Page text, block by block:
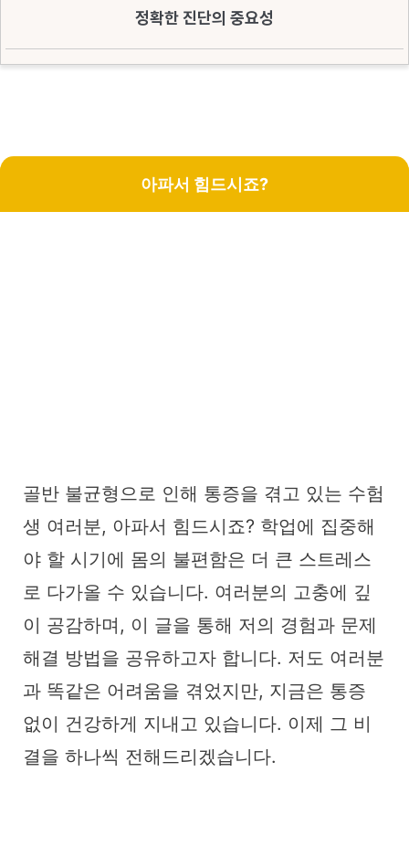
정확한 진단의 중요성
아파서 힘드시죠?
골반 불균형으로 인해 통증을 겪고 있는 수험
생 여러분, 아파서 힘드시죠? 학업에 집중해
야 할 시기에 몸의 불편함은 더 큰 스트레스
로 다가올 수 있습니다. 여러분의 고충에 깊
이 공감하며, 이 글을 통해 저의 경험과 문제
해결 방법을 공유하고자 합니다. 저도 여러분
과 똑같은 어려움을 겪었지만, 지금은 통증
없이 건강하게 지내고 있습니다. 이제 그 비
결을 하나씩 전해드리겠습니다.